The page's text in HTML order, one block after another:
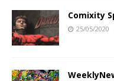
Comixity
25/05/2020